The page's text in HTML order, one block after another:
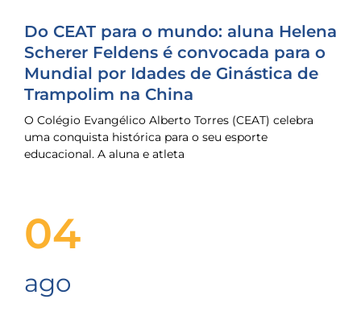
Do CEAT para o mundo: aluna Helena
Scherer Feldens é convocada para o
Mundial por Idades de Ginástica de
Trampolim na China
O Colégio Evangélico Alberto Torres (CEAT) celebra
uma conquista histórica para o seu esporte
educacional. A aluna e atleta
04
ago